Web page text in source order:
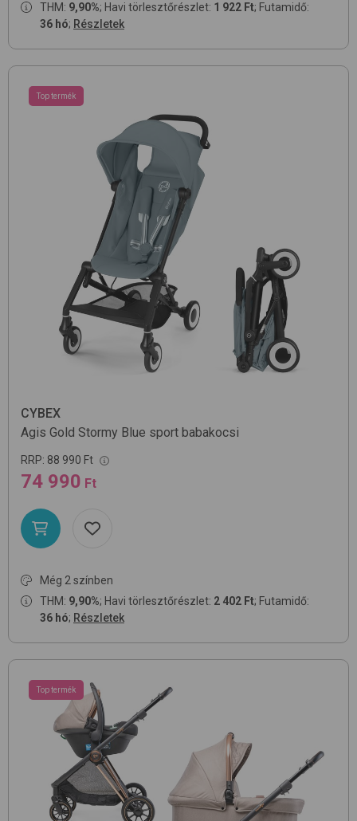
THM: 9,90%; Havi törlesztőrészlet: 1 922 Ft; Futamidő:
36 hó; Részletek
Top termék
CYBEX
Agis Gold Stormy Blue sport babakocsi
RRP: 88 990 Ft
74 990 Ft
Még 2 színben
THM: 9,90%; Havi törlesztőrészlet: 2 402 Ft; Futamidő:
36 hó; Részletek
Top termék